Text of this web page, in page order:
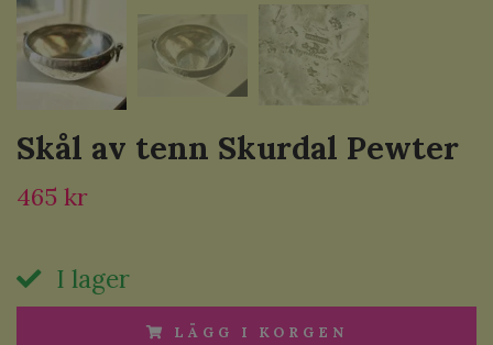
Skål av tenn Skurdal Pewter
465 kr
I lager
LÄGG I KORGEN